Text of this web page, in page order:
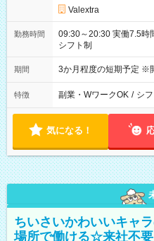
Valextra
勤務時間
09:30～20:30 実働7.5時間／休憩1.5時間 営業時間に合わせた
シフト制
期間 3か月程度の短期予定 ※
特徴 副業・WワークOK / シ
気になる！
ちいさいかわいいキャ
場所で働ける☆来社不